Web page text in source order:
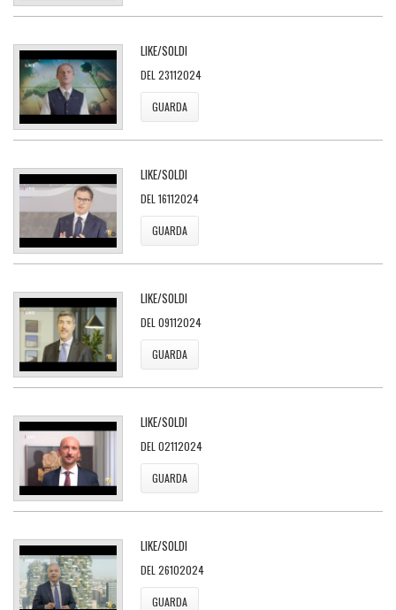
LIKE/SOLDI
DEL 23112024
GUARDA
LIKE/SOLDI
DEL 16112024
GUARDA
LIKE/SOLDI
DEL 09112024
GUARDA
LIKE/SOLDI
DEL 02112024
GUARDA
LIKE/SOLDI
DEL 26102024
GUARDA